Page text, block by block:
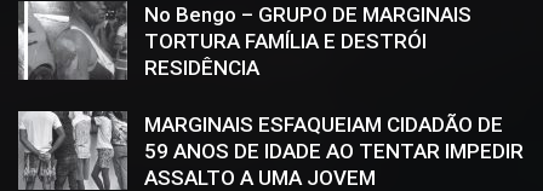
No Bengo – GRUPO DE MARGINAIS
TORTURA FAMÍLIA E DESTRÓI
RESIDÊNCIA
MARGINAIS ESFAQUEIAM CIDADÃO DE
59 ANOS DE IDADE AO TENTAR IMPEDIR
ASSALTO A UMA JOVEM